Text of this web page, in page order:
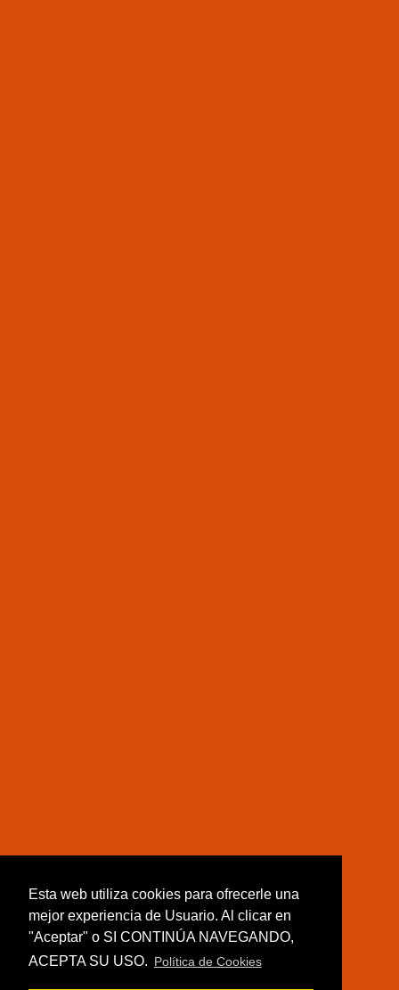
Esta web utiliza cookies para ofrecerle una
mejor experiencia de Usuario. Al clicar en
"Aceptar" o SI CONTINÚA NAVEGANDO,
ACEPTA SU USO. Política de Cookies